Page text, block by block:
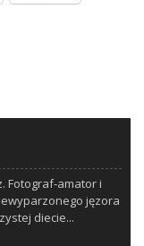
Fotograf-amator i
jęzora
diecie...